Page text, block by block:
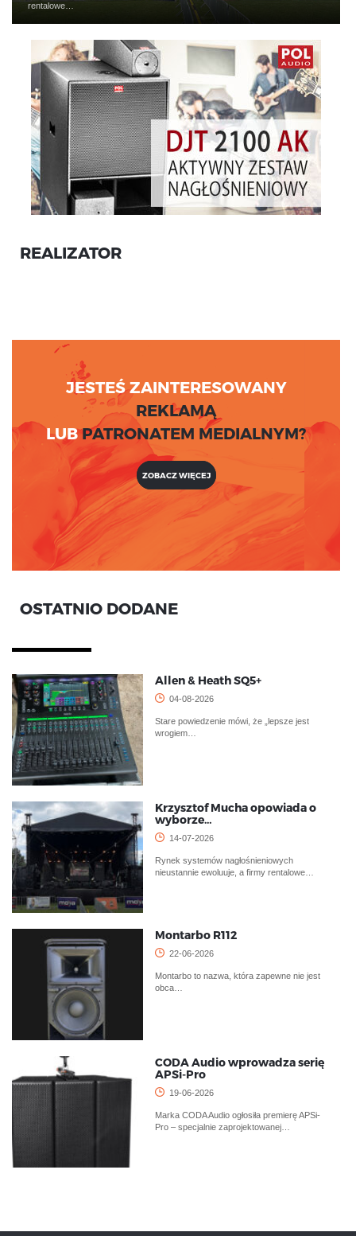
rentalowe…
REALIZATOR
JESTEŚ ZAINTERESOWANY
REKLAMĄ
LUBPATRONATEM MEDIALNYM?
ZOBACZ WIĘCEJ
OSTATNIO DODANE
Allen & Heath SQ5+
04-08-2026
Stare powiedzenie mówi, że „lepsze jest
wrogiem…
Krzysztof Mucha opowiada o
wyborze…
14-07-2026
Rynek systemów nagłośnieniowych
nieustannie ewoluuje, a firmy rentalowe…
Montarbo R112
22-06-2026
Montarbo to nazwa, która zapewne nie jest
obca…
CODA Audio wprowadza serię
APSi-Pro
19-06-2026
Marka CODA Audio ogłosiła premierę APSi-
Pro – specjalnie zaprojektowanej…